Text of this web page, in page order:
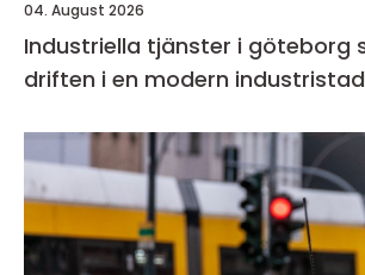
04. August 2026
Industriella tjänster i göteborg så säkras
driften i en modern industristad